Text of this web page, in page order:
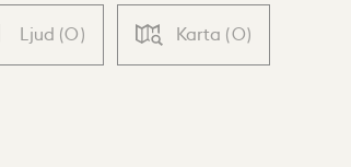
Ljud (0) Karta (0)